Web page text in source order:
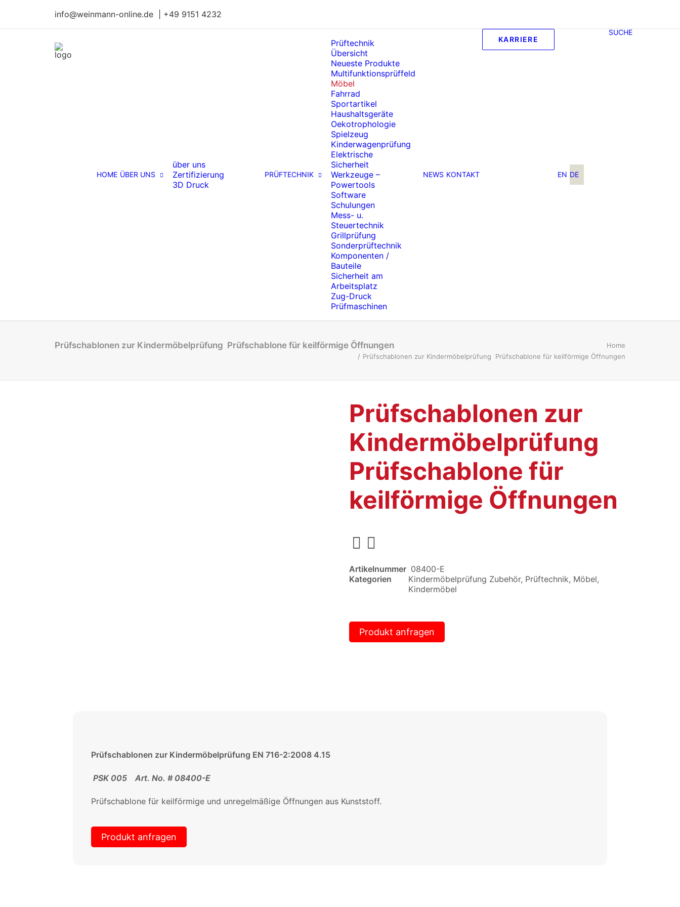
info@weinmann-online.de | +49 9151 4232
HOME ÜBER UNS
über uns
Zertifizierung
3D Druck
PRÜFTECHNIK
Prüftechnik
Übersicht
Neueste Produkte
Multifunktionsprüffeld
Möbel
Fahrrad
Sportartikel
Haushaltsgeräte
Oekotrophologie
Spielzeug
Kinderwagenprüfung
Elektrische
Sicherheit
Werkzeuge –
Powertools
Software
Schulungen
Mess- u.
Steuertechnik
Grillprüfung
Sonderprüftechnik
Komponenten /
Bauteile
Sicherheit am
Arbeitsplatz
Zug-Druck
Prüfmaschinen
NEWS KONTAKT
KARRIERE
EN DE
SUCHE
Prüfschablonen zur Kindermöbelprüfung Prüfschablone für keilförmige Öffnungen
Home
Prüfschablonen zur Kindermöbelprüfung Prüfschablone für keilförmige Öffnungen
Prüfschablonen zur
Kindermöbelprüfung
Prüfschablone für
keilförmige Öffnungen
Artikelnummer 08400-E
Kategorien
Kindermöbelprüfung Zubehör, Prüftechnik, Möbel,
Kindermöbel
Produkt anfragen
Prüfschablonen zur Kindermöbelprüfung EN 716-2:2008 4.15
PSK 005 Art. No. # 08400-E
Prüfschablone für keilförmige und unregelmäßige Öffnungen aus Kunststoff.
Produkt anfragen